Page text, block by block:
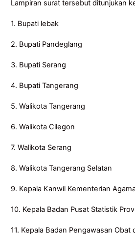
Lampiran surat tersebut ditunjukan
1. Bupati lebak
2. Bupati Pandeglang
3. Bupati Serang
4. Bupati Tangerang
5. Walikota Tangerang
6. Walikota Cilegon
7. Walikota Serang
8. Walikota Tangerang Selatan
9. Kepala Kanwil Kementerian
10. Kepala Badan Pusat Statistik
11. Kepala Badan Pengawasan Obat